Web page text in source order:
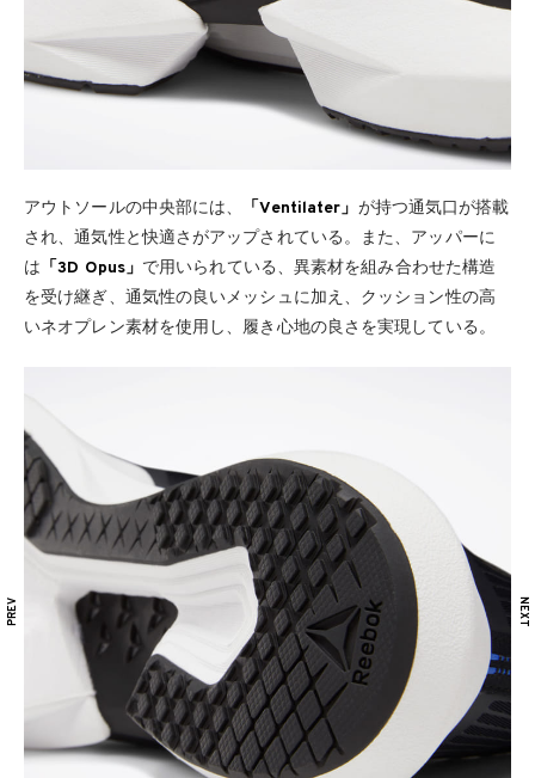
アウトソールの中央部には、 「Ventilater」 が持つ通気口が搭載
され、通気性と快適さがアップされている。また、アッパーに
は 「3D Opus」 で用いられている、異素材を組み合わせた構造
を受け継ぎ、通気性の良いメッシュに加え、クッション性の高
いネオプレン素材を使用し、履き心地の良さを実現している。